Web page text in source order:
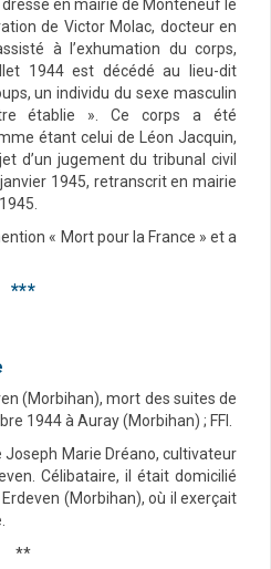
dressé en mairie de Monteneuf le
de Victor Molac, docteur en
à l’exhumation du corps,
1944 est décédé au lieu-dit
un individu du sexe masculin
établie ». Ce corps a été
étant celui de Léon Jacquin,
d’un jugement du tribunal civil
1945, retranscrit en mairie
« Mort pour la France » et a
***
(Morbihan), mort des suites de
1944 à Auray (Morbihan) ; FFI.
Marie Dréano, cultivateur
Célibataire, il était domicilié
(Morbihan), où il exerçait
**